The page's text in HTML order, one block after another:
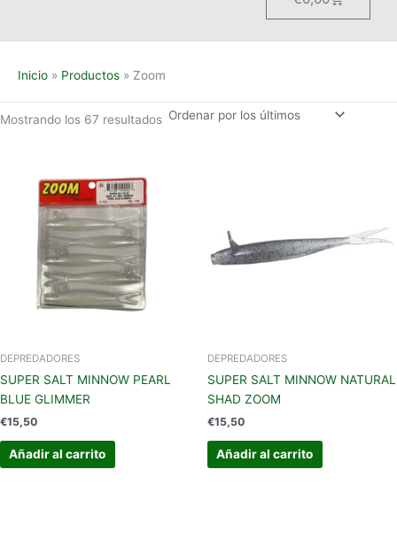
Inicio Productos Zoom
Mostrando los 67 resultados
DEPREDADORES
SUPER SALT MINNOW PEARL
BLUE GLIMMER
€15,50
Añadir al carrito
DEPREDADORES
SUPER SALT MINNOW NATURAL
SHAD ZOOM
€15,50
Añadir al carrito